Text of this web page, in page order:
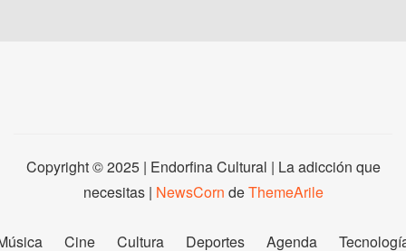
Copyright © 2025 | Endorfina Cultural | La adicción que
necesitas | NewsCorn deThemeArile
Cine Cultura Deportes Agenda